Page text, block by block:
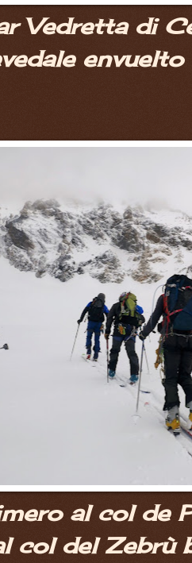
Vedretta di
envuelto
al col de
col del Zebrù